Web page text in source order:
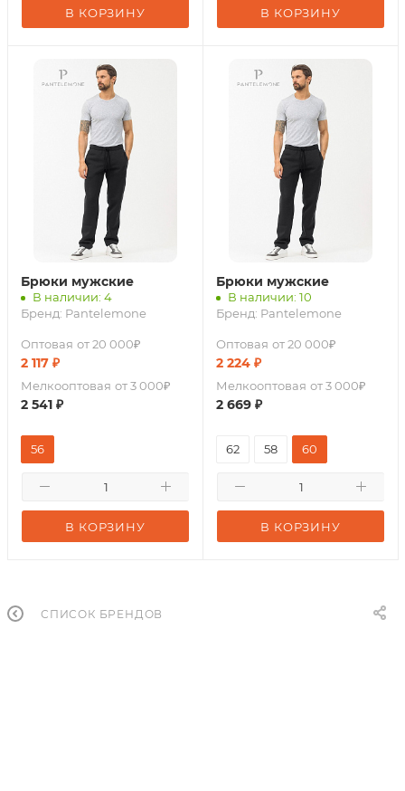
В КОРЗИНУ В КОРЗИНУ
Брюки мужские
В наличии: 4
Бренд: Pantelemone
Оптовая от 20 000₽
2 117 ₽
Мелкооптовая от 3 000₽
2 541 ₽
В КОРЗИНУ
56
Брюки мужские
В наличии: 10
Бренд: Pantelemone
Оптовая от 20 000₽
2 224 ₽
Мелкооптовая от 3 000₽
2 669 ₽
В КОРЗИНУ
62 58 60
СПИСОК БРЕНДОВ